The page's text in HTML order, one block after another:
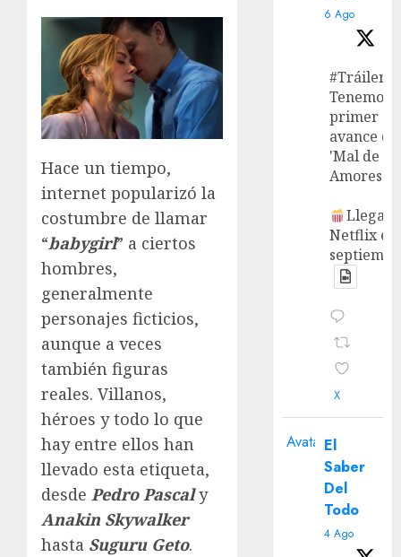
Hace un tiempo,
internet popularizó la
costumbre de llamar
“babygirl” a ciertos
hombres,
generalmente
personajes ficticios,
aunque a veces
también figuras
reales. Villanos,
héroes y todo lo que
hay entre ellos han
llevado esta etiqueta,
desde Pedro Pascaly
Anakin Skywalker
hasta Suguru Geto.
6 Ago
#Tráiler
Tenemos
primer
avance de
'Mal de
Amores'.
Llega a
Netflix en
X
Avatar El
Saber
Del
Todo
4 Ago